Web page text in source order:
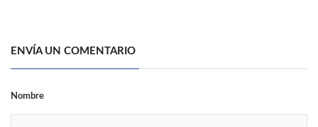
ENVÍA UN COMENTARIO
Nombre